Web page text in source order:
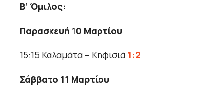
Β’ Όμιλος:
Παρασκευή 10 Μαρτίου
15:15 Καλαμάτα – Κηφισιά 1:2
Σάββατο 11 Μαρτίου